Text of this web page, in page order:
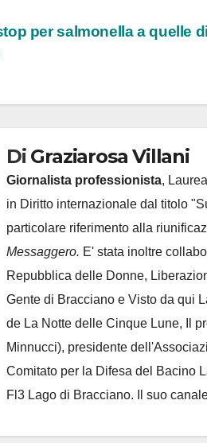
per salmonella a quelle di
Di Graziarosa Villani
Giornalista professionista,
in Diritto internazionale dal titolo
particolare riferimento alla
Messaggero. E' stata inoltre
Repubblica delle Donne,
Gente di Bracciano e Visto da qui
de La Notte delle Cinque Lune, Il
Minnucci), presidente dell'
Comitato per la Difesa del Bacino
Fl3 Lago di Bracciano. Il suo